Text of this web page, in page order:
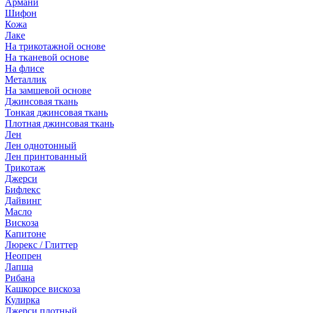
Армани
Шифон
Кожа
Лаке
На трикотажной основе
На тканевой основе
На флисе
Металлик
На замшевой основе
Джинсовая ткань
Тонкая джинсовая ткань
Плотная джинсовая ткань
Лен
Лен однотонный
Лен принтованный
Трикотаж
Джерси
Бифлекс
Дайвинг
Масло
Вискоза
Капитоне
Люрекс / Глиттер
Неопрен
Лапша
Рибана
Кашкорсе вискоза
Кулирка
Джерси плотный